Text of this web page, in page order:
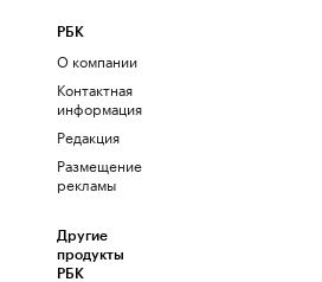
РБК
О компании
Контактная
информация
Редакция
Размещение
рекламы
Другие
продукты
РБК